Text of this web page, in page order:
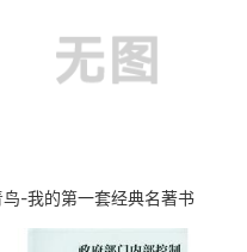
鸟-我的第一套经典名著书